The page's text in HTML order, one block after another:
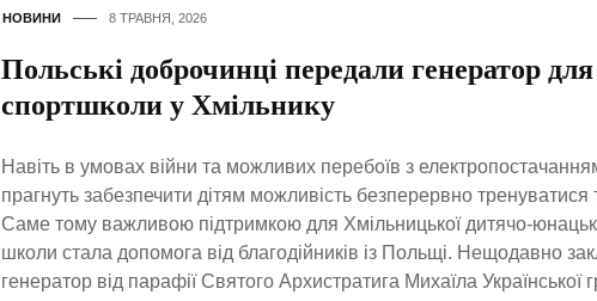
НОВИНИ 8 ТРАВНЯ, 2026
Польські доброчинці передали генератор для
спортшколи у Хмільнику
Навіть в умовах війни та можливих перебоїв з
прагнуть забезпечити дітям можливість безперервно тренуватися
Саме тому важливою підтримкою для Хмільницької дитячо-
школи стала допомога від благодійників із Польщі. Нещодавно
генератор від парафії Святого Архистратига Михаїла Української